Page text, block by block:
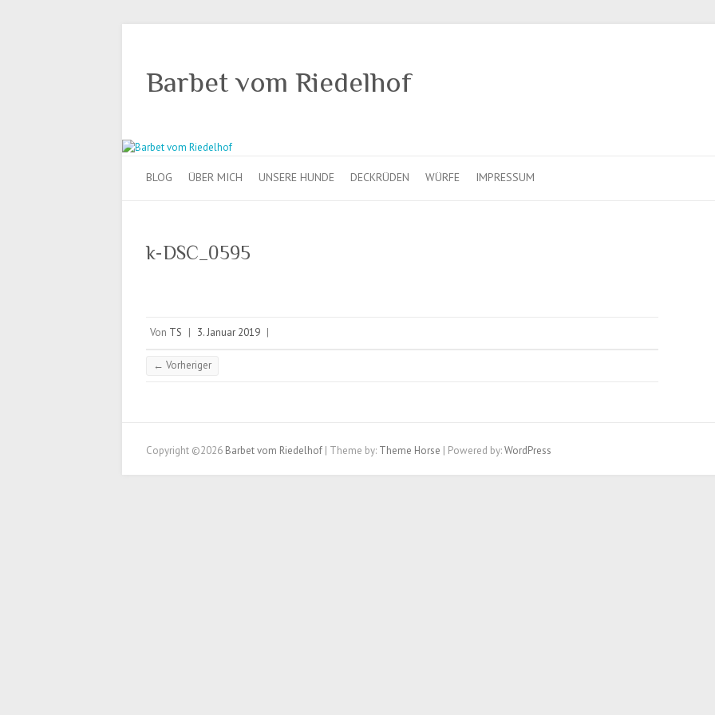
Barbet vom Riedelhof
BLOG ÜBER MICH UNSERE HUNDE DECKRÜDEN WÜRFE IMPRESSUM
k-DSC_0595
Von TS | 3. Januar 2019 |
← Vorheriger
Copyright ©2026 Barbet vom Riedelhof | Theme by: Theme Horse | Powered by:WordPress